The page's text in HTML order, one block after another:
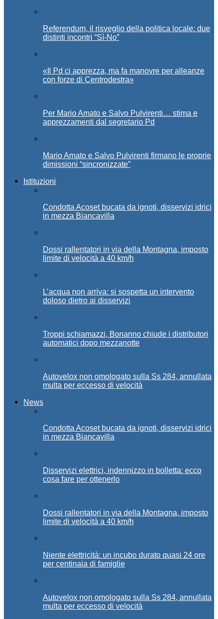
Referendum, il risveglio della politica locale: due
distinti incontri “Sì-No”
«Il Pd ci apprezza, ma fa manovre per alleanze
con forze di Centrodestra»
Per Mario Amato e Salvo Pulvirenti… stima e
apprezzamenti dal segretario Pd
Mario Amato e Salvo Pulvirenti firmano le proprie
dimissioni “sincronizzate”
Istituzioni
Condotta Acoset bucata da ignoti, disservizi idrici
in mezza Biancavilla
Dossi rallentatori in via della Montagna, imposto
limite di velocità a 40 km/h
L’acqua non arriva: si sospetta un intervento
doloso dietro ai disservizi
Troppi schiamazzi, Bonanno chiude i distributori
automatici dopo mezzanotte
Autovelox non omologato sulla Ss 284, annullata
multa per eccesso di velocità
News
Condotta Acoset bucata da ignoti, disservizi idrici
in mezza Biancavilla
Disservizi elettrici, indennizzo in bolletta: ecco
cosa fare per ottenerlo
Dossi rallentatori in via della Montagna, imposto
limite di velocità a 40 km/h
Niente elettricità: un incubo durato quasi 24 ore
per centinaia di famiglie
Autovelox non omologato sulla Ss 284, annullata
multa per eccesso di velocità